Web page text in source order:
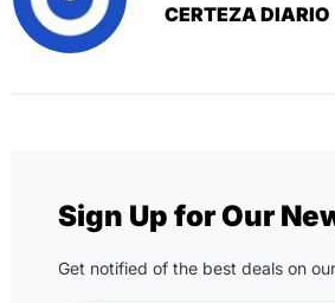
CERTEZA DIARIO
Sign Up for Our
Get notified of the best deals on